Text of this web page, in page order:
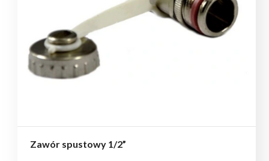
Zawór spustowy 1/2”